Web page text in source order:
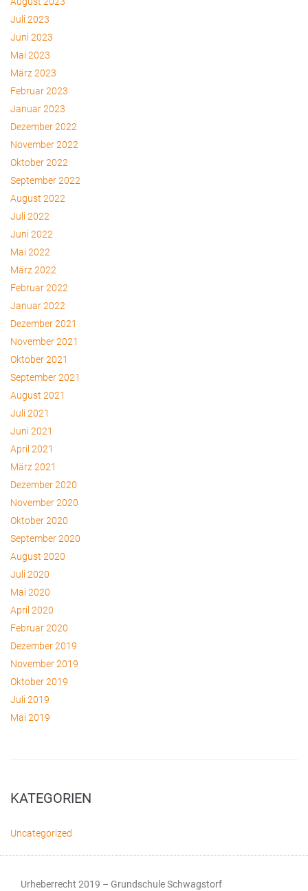
Juli 2023
Juni 2023
Mai 2023
März 2023
Februar 2023
Januar 2023
Dezember 2022
November 2022
Oktober 2022
September 2022
August 2022
Juli 2022
Juni 2022
Mai 2022
März 2022
Februar 2022
Januar 2022
Dezember 2021
November 2021
Oktober 2021
September 2021
August 2021
Juli 2021
Juni 2021
April 2021
März 2021
Dezember 2020
November 2020
Oktober 2020
September 2020
August 2020
Juli 2020
Mai 2020
April 2020
Februar 2020
Dezember 2019
November 2019
Oktober 2019
Juli 2019
Mai 2019
KATEGORIEN
Uncategorized
Urheberrecht 2019 – Grundschule Schwagstorf​